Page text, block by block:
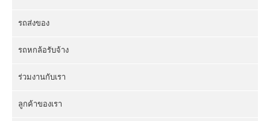
รถส่งของ
รถหกล้อรับจ้าง
ร่วมงานกับเรา
ลูกค้าของเรา